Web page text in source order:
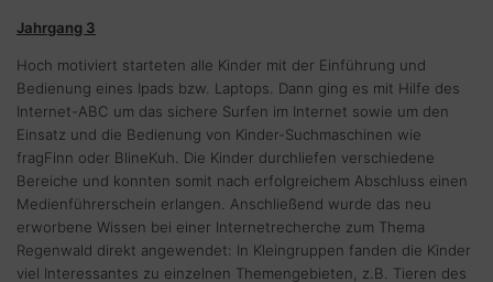
Jahrgang 3
Hoch motiviert starteten alle Kinder mit der Einführung und
Bedienung eines Ipads bzw. Laptops. Dann ging es mit Hilfe des
Internet-ABC um das sichere Surfen im Internet sowie um den
Einsatz und die Bedienung von Kinder-Suchmaschinen wie
fragFinn oder BlineKuh. Die Kinder durchliefen verschiedene
Bereiche und konnten somit nach erfolgreichem Abschluss einen
Medienführerschein erlangen. Anschließend wurde das neu
erworbene Wissen bei einer Internetrecherche zum Thema
Regenwald direkt angewendet: In Kleingruppen fanden die Kinder
viel Interessantes zu einzelnen Themengebieten, z.B. Tieren des